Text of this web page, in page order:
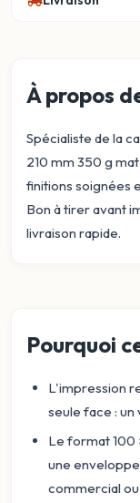
À propos
Spécialiste de la
210 mm 350 g
finitions soignées
Bon à tirer avant
livraison rapide.
Pourquoi
L'impression
seule face :
Le format 100
une
commercial ou